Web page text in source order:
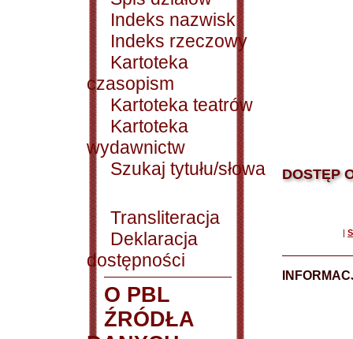
Indeks nazwisk
Indeks rzeczowy
Kartoteka
czasopism
Kartoteka teatrów
Kartoteka
wydawnictw
Szukaj tytułu/słowa
Transliteracja
Deklaracja
dostępności
O PBL
ŹRÓDŁA
DOSTĘP
|